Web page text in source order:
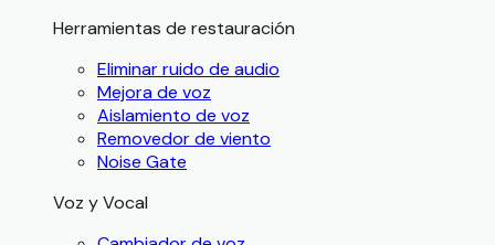
Herramientas de restauración
Eliminar ruido de audio
Mejora de voz
Aislamiento de voz
Removedor de viento
Noise Gate
Voz y Vocal